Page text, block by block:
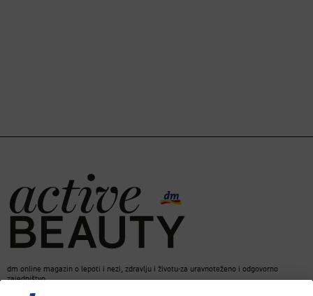
dm online magazin o lepoti i nezi, zdravlju i životu-za uravnoteženo i odgovorno
zajedništvo.